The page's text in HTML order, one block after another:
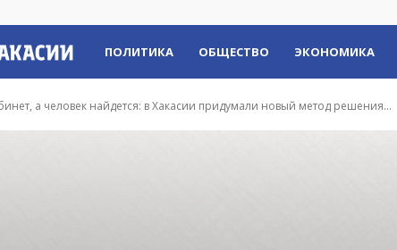
Пульс
Хакасии
ПОЛИТИКА ОБЩЕСТВО ЭКОНОМИКА
а человек найдется: в Хакасии придумали новый метод решения...